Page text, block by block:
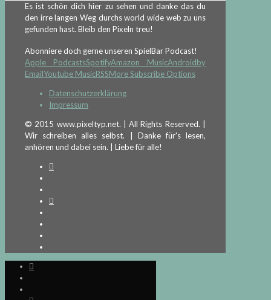
Es ist schön dich hier zu sehen und danke das du
den irre langen Weg durchs world wide web zu uns
gefunden hast. Bleib den Pixeln treu!
Abonniere doch gerne unseren SpielBar Podcast!
Apple PodcastsSpotifyAmazon MusicAndroidby
EmailYoutube MusicRSSMore Subscribe Options
Datenschutzerklärung
Impressum
© 2015 www.pixeltyp.net. | All Rights Reserved. |
Wir schreiben alles selbst. | Danke für's lesen,
anhören und dabei sein. | Liebe für alle!